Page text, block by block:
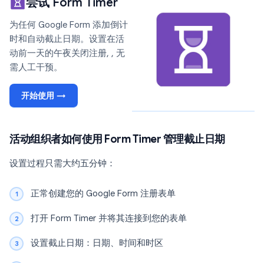
为任何 Google Form 添加倒计
时和自动截止日期。设置在活
动前一天的午夜关闭注册, , 无
需人工干预。
开始使用 →
活动组织者如何使用 Form Timer 管理截止日期
设置过程只需大约五分钟：
正常创建您的 Google Form 注册表单
打开 Form Timer 并将其连接到您的表单
设置截止日期：日期、时间和时区